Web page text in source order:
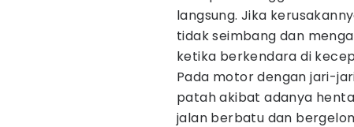
langsung. Jika
tidak seimbang dan
ketika berkendara di
Pada motor dengan jari-
patah akibat adanya
jalan berbatu dan